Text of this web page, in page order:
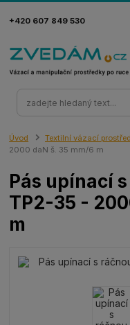
+420 607 849 530
Úvod Textilní vázací
2000 daN š. 35 mm/6 m
Pás upínací
TP2-35 -
m